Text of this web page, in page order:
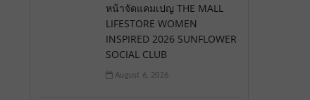
หน้าจัดแคมเปญ THE MALL
LIFESTORE WOMEN
INSPIRED 2026 SUNFLOWER
SOCIAL CLUB
August 6, 2026